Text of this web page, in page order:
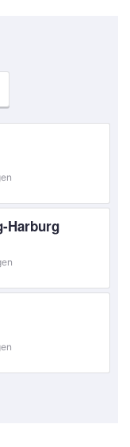
Harburg